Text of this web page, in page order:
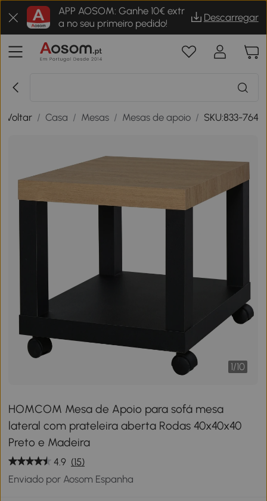
APP AOSOM: Ganhe 10€ extr
a no seu primeiro pedido!
Descarregar
Voltar / Casa / Mesas / Mesas de apoio / SKU:833-764
1/10
HOMCOM Mesa de Apoio para sofá mesa
lateral com prateleira aberta Rodas 40x40x40
Preto e Madeira
4.9 (15)
Enviado por Aosom Espanha